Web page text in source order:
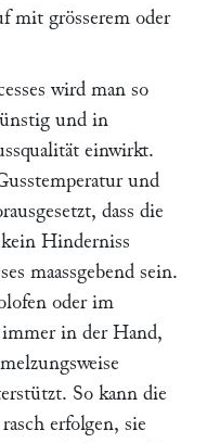
mit grösserem oder
wird man so
und in
einwirkt.
und
dass die
Hinderniss
maassgebend sein.
oder im
in der Hand,
So kann die
erfolgen, sie